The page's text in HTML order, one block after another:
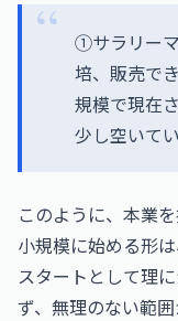
①サラリー
培、販売で
規模で現在
少し空いて
このように、本業
小規模に始める形
スタートとして理
ず、無理のない範